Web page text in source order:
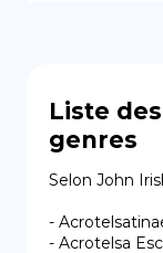
Liste
genres
Selon John
-
- Acrotelsa